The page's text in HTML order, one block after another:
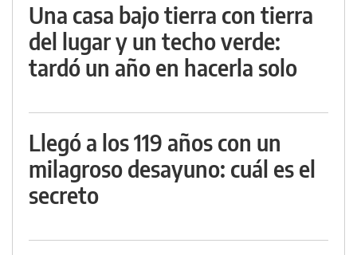
Una casa bajo tierra con tierra
del lugar y un techo verde:
tardó un año en hacerla solo
Llegó a los 119 años con un
milagroso desayuno: cuál es el
secreto